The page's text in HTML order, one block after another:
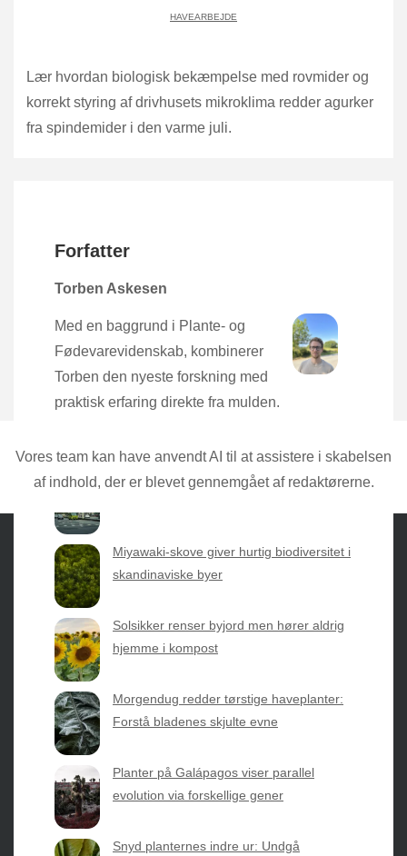
HAVEARBEJDE
Lær hvordan biologisk bekæmpelse med rovmider og
korrekt styring af drivhusets mikroklima redder agurker
fra spindemider i den varme juli.
Forfatter
Torben Askesen
Med en baggrund i Plante- og
Fødevarevidenskab, kombinerer
Torben den nyeste forskning med
praktisk erfaring direkte fra mulden.
Taiwans gigantiske træer gemmer på
Miyawaki-skove giver hurtig biodiversitet i
skandinaviske byer
Solsikker renser byjord men hører aldrig
hjemme i kompost
Morgendug redder tørstige haveplanter:
Forstå bladenes skjulte evne
Planter på Galápagos viser parallel
evolution via forskellige gener
Snyd planternes indre ur: Undgå
Vores team kan have anvendt AI til at assistere i skabelsen
af indhold, der er blevet gennemgået af redaktørerne.
Sæsonvis
havearbejde og botanik. Få jordnære råd, spændende
nyheder fra botanikkens verden og nemme genveje til
sæsonens grønne glæder.
2026 © Web Atelier ApS